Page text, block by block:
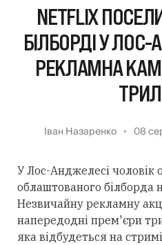
NETFLIX
БІЛБОРДІ У
РЕКЛАМНА
Іван Назаренко 08
У Лос-Анджелесі чоловік
облаштованого білборда
Незвичайну рекламну
напередодні прем'єри
яка відбудеться на